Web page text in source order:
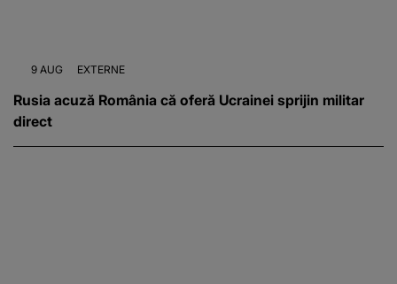
9 AUG EXTERNE
Rusia acuză România că oferă Ucrainei sprijin militar
direct